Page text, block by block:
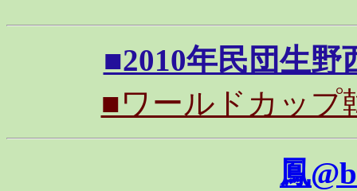
■2010年民団生野
■ワールドカップ
鳳